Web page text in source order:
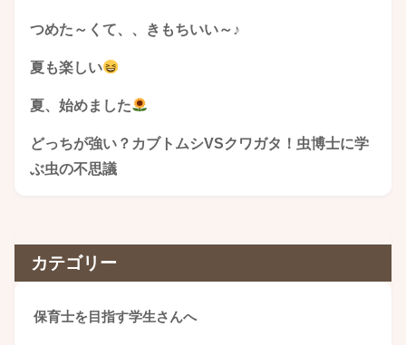
つめた～くて、、きもちいい～♪
夏も楽しい
夏、始めました
どっちが強い？カブトムシVSクワガタ！虫博士に学
ぶ虫の不思議
カテゴリー
保育士を目指す学生さんへ